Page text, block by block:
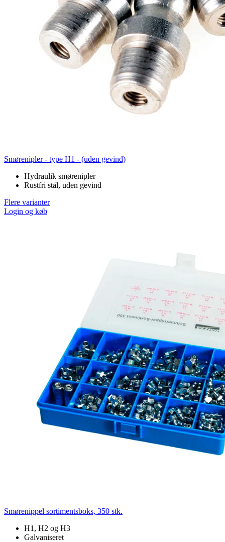
Smørenipler - type H1 - (uden gevind)
Hydraulik smørenipler
Rustfri stål, uden gevind
Flere varianter
Login og køb
Smørenippel sortimentsboks, 350 stk.
H1, H2 og H3
Galvaniseret